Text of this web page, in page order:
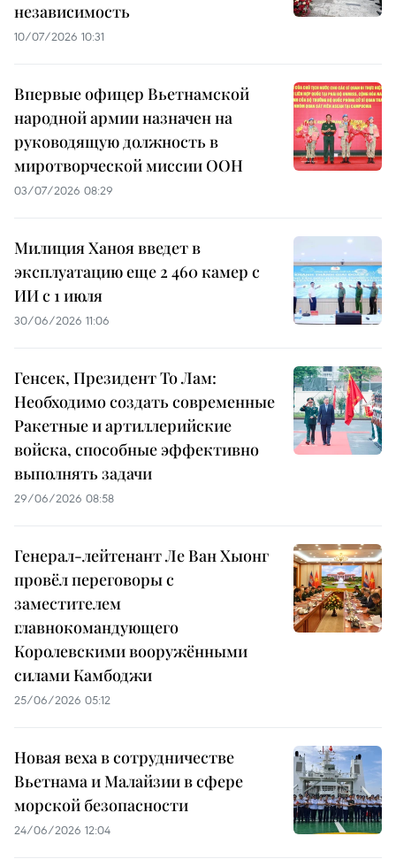
независимость
10/07/2026 10:31
Впервые офицер Вьетнамской
народной армии назначен на
руководящую должность в
миротворческой миссии ООН
03/07/2026 08:29
Милиция Ханоя введет в
эксплуатацию еще 2 460 камер с
ИИ с 1 июля
30/06/2026 11:06
Генсек, Президент То Лам:
Необходимо создать современные
Ракетные и артиллерийские
войска, способные эффективно
выполнять задачи
29/06/2026 08:58
Генерал-лейтенант Ле Ван Хыонг
провёл переговоры с
заместителем
главнокомандующего
Королевскими вооружёнными
силами Камбоджи
25/06/2026 05:12
Новая веха в сотрудничестве
Вьетнама и Малайзии в сфере
морской безопасности
24/06/2026 12:04